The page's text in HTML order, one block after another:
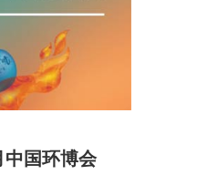
中国环博会